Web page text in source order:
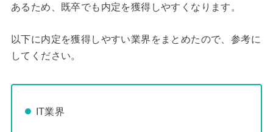
あるため、既卒でも内定を獲得しやすくなります。
以下に内定を獲得しやすい業界をまとめたので、参考に
してください。
IT業界